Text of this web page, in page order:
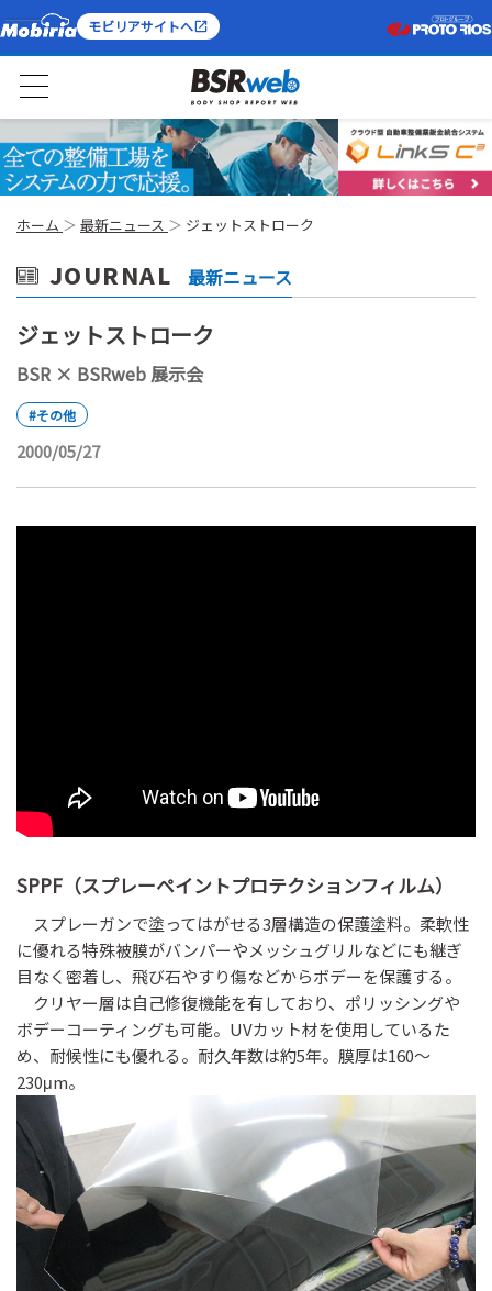
モビリアサイトへ
ホーム 最新ニュース ジェットストローク
JOURNAL 最新ニュース
ジェットストローク
BSR × BSRweb 展示会
#その他
2000/05/27
SPPF（スプレーペイントプロテクションフィルム）
スプレーガンで塗ってはがせる3層構造の保護塗料。柔軟性
に優れる特殊被膜がバンパーやメッシュグリルなどにも継ぎ
目なく密着し、飛び石やすり傷などからボデーを保護する。
クリヤー層は自己修復機能を有しており、ポリッシングや
ボデーコーティングも可能。UVカット材を使用しているた
め、耐候性にも優れる。耐久年数は約5年。膜厚は160～
230μm。